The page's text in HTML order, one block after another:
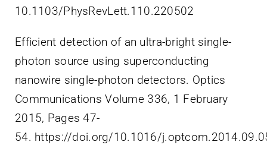
10.1103/PhysRevLett.110.220502
Efficient detection of an ultra-bright single-
photon source using superconducting
nanowire single-photon detectors. Optics
Communications Volume 336, 1 February
2015, Pages 47-
54. https://doi.org/10.1016/